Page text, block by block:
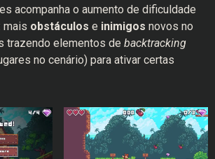
acompanha o aumento de dificuldade
mais obstáculos e inimigos novos no
trazendo elementos de backtracking
no cenário) para ativar certas